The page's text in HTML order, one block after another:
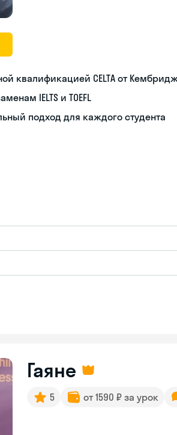
квалификацией CELTA от
IELTS и TOEFL
подход для каждого студента
Гаяне
5 от 1590 ₽ за урок